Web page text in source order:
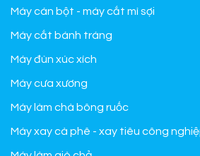
Máy cán bột - máy cắt mì sợi
Máy cắt bánh tráng
Máy đùn xúc xích
Máy cưa xương
Máy làm chà bông ruốc
Máy xay cà phê - xay tiêu công